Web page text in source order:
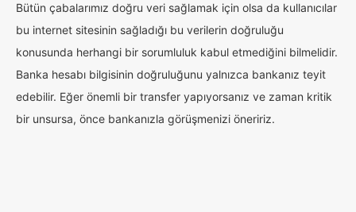
Bütün çabalarımız doğru veri sağlamak için olsa da kullanıcılar
bu internet sitesinin sağladığı bu verilerin doğruluğu
konusunda herhangi bir sorumluluk kabul etmediğini bilmelidir.
Banka hesabı bilgisinin doğruluğunu yalnızca bankanız teyit
edebilir. Eğer önemli bir transfer yapıyorsanız ve zaman kritik
bir unsursa, önce bankanızla görüşmenizi öneririz.